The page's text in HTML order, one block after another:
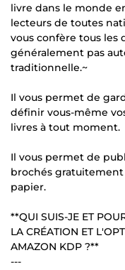
livre dans le monde
lecteurs de toutes
vous confère tous les
généralement pas
traditionnelle.~
Il vous permet de
définir vous-même
livres à tout moment.
Il vous permet de
brochés
papier.
**QUI SUIS-JE ET
LA CRÉATION ET
AMAZON KDP ?**
---